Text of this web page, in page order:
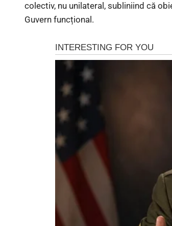
colectiv, nu unilateral, subliniind că
Guvern funcțional.